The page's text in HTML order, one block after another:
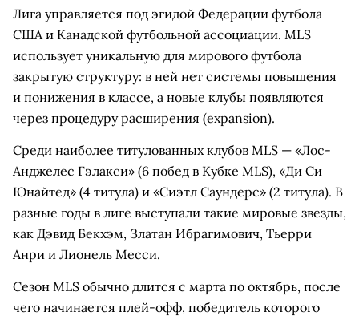
Лига управляется под эгидой Федерации футбола
США и Канадской футбольной ассоциации. MLS
использует уникальную для мирового футбола
закрытую структуру: в ней нет системы повышения
и понижения в классе, а новые клубы появляются
через процедуру расширения (expansion).
Среди наиболее титулованных клубов MLS — «Лос-
Анджелес Гэлакси» (6 побед в Кубке MLS), «Ди Си
Юнайтед» (4 титула) и «Сиэтл Саундерс» (2 титула). В
разные годы в лиге выступали такие мировые звезды,
как Дэвид Бекхэм, Златан Ибрагимович, Тьерри
Анри и Лионель Месси.
Сезон MLS обычно длится с марта по октябрь, после
чего начинается плей-офф, победитель которого